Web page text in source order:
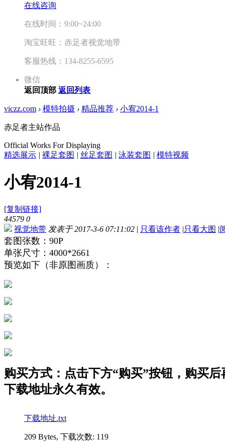
在线咨询
在线时间：9:00~24:00
淘宝旺旺：赤足者视觉地带
客服热线：134-8255-6595
微信
返回顶部 返回列表
viczz.com › 模特拍摄 › 精品推荐 › 小宥2014-1
赤足者主站作品
Official Works For Displaying
精选展示 | 裸足套图 | 丝足套图 | 泳装套图 | 模特视频
小宥2014-1
[复制链接]
44579 0
视觉地带 发表于 2017-3-6 07:11:02 | 只看该作者 |只看大图 |
套图张数：90P
单张尺寸：4000*2661
预览如下（非原图画质）：
购买方式：点击下方“购买”按钮，购买
下载地址永久有效。
下载地址.txt
209 Bytes, 下载次数: 119